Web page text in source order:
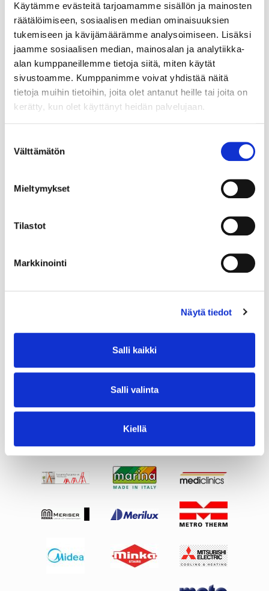
Käytämme evästeitä tarjoamamme sisällön ja mainosten
räätälöimiseen, sosiaalisen median ominaisuuksien
tukemiseen ja kävijämäärämme analysoimiseen. Lisäksi
jaamme sosiaalisen median, mainosalan ja analytiikka-
alan kumppaneillemme tietoja siitä, miten käytät
sivustoamme. Kumppanimme voivat yhdistää näitä
tietoja muihin tietoihin, joita olet antanut heille tai joita on
kerätty, kun olet käyttänyt heidän palvelujaan.
valinta
Välttämätön
Mieltymykset
Tilastot
Markkinointi
Näytä tiedot
Salli kaikki
Salli valinta
Kiellä